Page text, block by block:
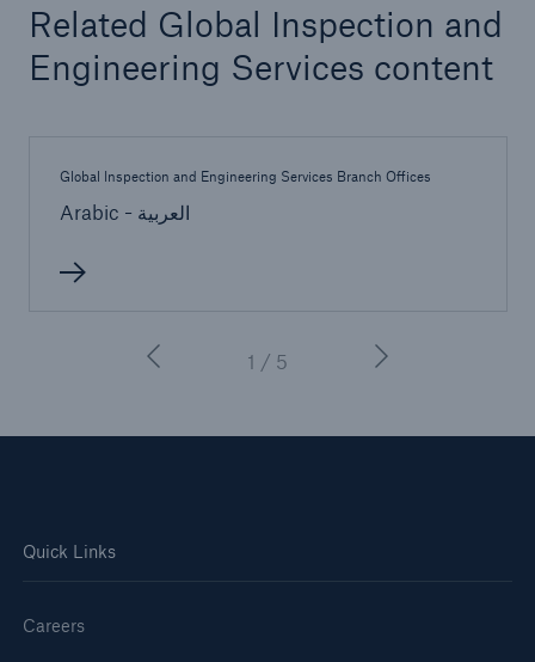
Related Global Inspection and
Engineering Services content
Global Inspection and Engineering Services Branch Offices
Arabic - العربية
1 / 5
Quick Links
Careers